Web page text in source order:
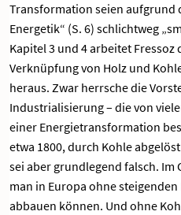
Transformation seien aufgrund
Energetik“ (S. 6) schlichtweg
Kapitel 3 und 4 arbeitet
Verknüpfung von Holz und
heraus. Zwar herrsche die
Industrialisierung – die von
einer Energietransformation
etwa 1800, durch Kohle
sei aber grundlegend falsch. Im
man in Europa ohne
abbauen können. Und ohne